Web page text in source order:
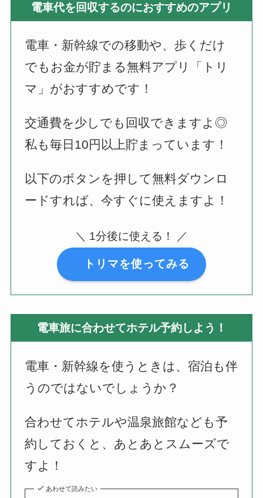
電車代を回収するのにおすすめのアプリ
電車・新幹線での移動や、歩くだけ
でもお金が貯まる無料アプリ「トリ
マ」がおすすめです！
交通費を少しでも回収できますよ◎
私も毎日10円以上貯まっています！
以下のボタンを押して無料ダウンロ
ードすれば、今すぐに使えますよ！
＼ 1分後に使える！ ／
トリマを使ってみる
電車旅に合わせてホテル予約しよう！
電車・新幹線を使うときは、宿泊も伴
うのではないでしょうか？
合わせてホテルや温泉旅館なども予
約しておくと、あとあとスムーズで
すよ！
あわせて読みたい